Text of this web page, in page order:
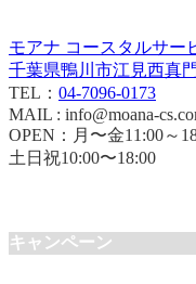
モアナ コースタルサー
千葉県鴨川市江見西真
TEL： 04-7096-0173
MAIL : info@moana-
OPEN：月〜金11:00～
土日祝10:00〜18:00
キャンペーン